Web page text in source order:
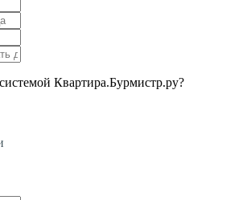
Квартира.Бурмистр.ру?